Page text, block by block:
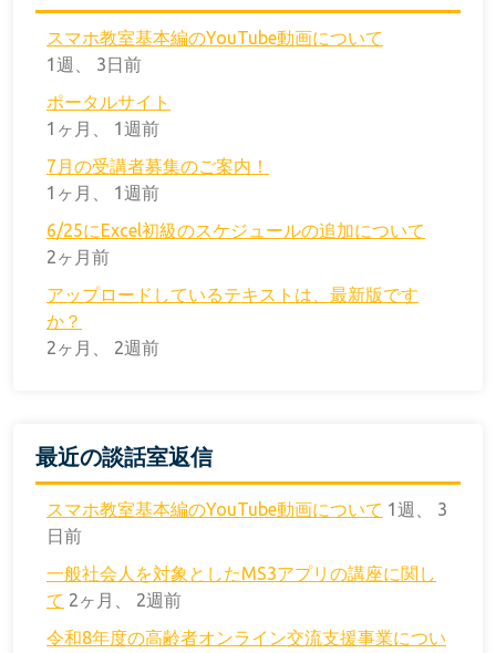
スマホ教室基本編のYouTube動画について
1週、 3日前
ポータルサイト
1ヶ月、 1週前
7月の受講者募集のご案内！
1ヶ月、 1週前
6/25にExcel初級のスケジュールの追加について
2ヶ月前
アップロードしているテキストは、最新版です
か？
2ヶ月、 2週前
最近の談話室返信
スマホ教室基本編のYouTube動画について 1週、 3
日前
一般社会人を対象としたMS3アプリの講座に関し
て 2ヶ月、 2週前
令和8年度の高齢者オンライン交流支援事業につい